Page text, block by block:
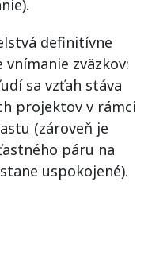
definitívne
zväzkov:
sa vzťah stáva
projektov v rámci
(zároveň je
páru na
uspokojené).